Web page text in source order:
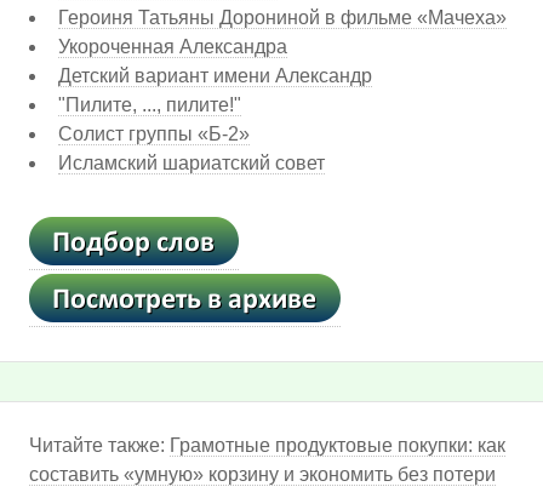
Героиня Татьяны Дорониной в фильме «Мачеха»
Укороченная Александра
Детский вариант имени Александр
"Пилите, ..., пилите!"
Солист группы «Б-2»
Исламский шариатский совет
Читайте также: Грамотные продуктовые покупки: как
составить «умную» корзину и экономить без потери